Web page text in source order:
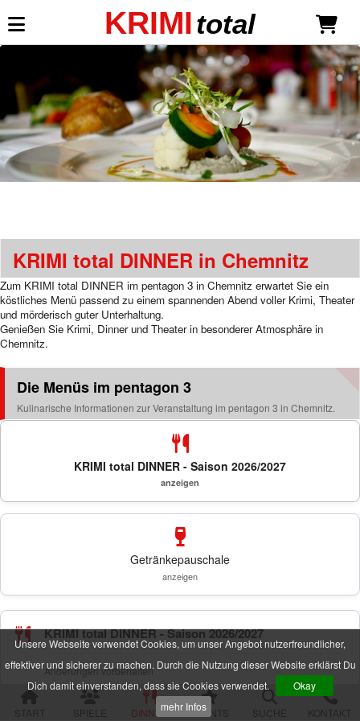
Unsere Webseite verwendet Cookies, um unser Angebot nutzerfreundlicher,
effektiver und sicherer zu machen. Durch die Nutzung dieser Website erklärst Du
Dich damit einverstanden, dass sie Cookies verwendet.
Okay
mehr Infos
START SPIELE DINNER EVENTS SUCHE KONTAKT
Anmelden
Neu registrieren
Dinner-Shows
Millionäre lieben gefährlich
Sekt mit Schuss
Eine Leiche für die Braut
Neue Gangster, neues Glück
Mord Royal
Mein Haus, mein Boot, mein Mord
alle Veranstaltungen
Spielorte und Tatzeiten
Großröhrsdorf
Zwickau
Braunschweig
Hannover
Jork (bei Hamburg)
Rinteln
KRIMItotal
KRIMI total DINNER in Chemnitz
Zum KRIMI total DINNER im pentagon 3 in Chemnitz erwartet Sie ein
köstliches Menü passend zu einem spannenden Abend voller Krimi, Theater
und mörderisch guter Unterhaltung.
Genießen Sie Krimi, Dinner und Theater in besonderer Atmosphäre in
Chemnitz.
Die Menüs im pentagon 3
Kulinarische Informationen zur Veranstaltung im pentagon 3 in Chemnitz.
KRIMI total DINNER - Saison 2026/2027
anzeigen
Getränkepauschale
anzeigen
KRIMI total DINNER - Saison 2026/2027
Änderungen vorbehalten